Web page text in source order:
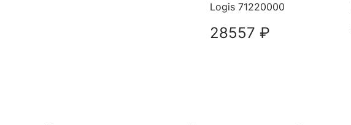
Logis 71220000
28557 ₽